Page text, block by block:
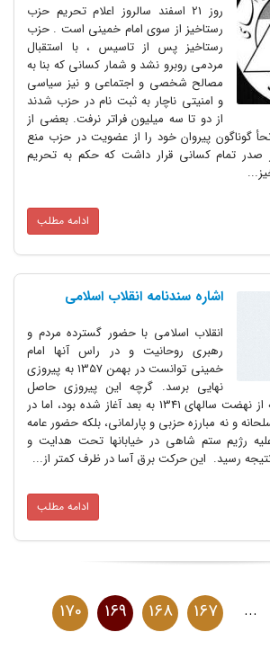
روز 21 اسفند سالروز اعلام تحریم حزب
رستاخیز از سوی امام خمینی است . حزب
رستاخیز پس از تاسیس ، با استقبال
مردمی روبرو نشد و شمار کسانی که بنا به
مصالح شخصی و اجتماعی و نیز سیاسی
و امنیتی ناچار به ثبت نام در حزب شدند
از دو تا سه میلیون فراتر نرفت. بعضی از
گوناگون پیروان خود را از عضویت در حزب منع
تمام کسانی قرار داشت که حکم به تحریم
ادامه مطلب
اشاره سندنامه انقلاب اسلامی
انقلاب اسلامی با حضور گسترده مردم و
رهبری روحانیت و در راس آنها امام
خمینی توانست در بهمن 1357 به پیروزی
نهایی برسد. گرچه این پیروزی حاصل
مبارزات سیاسی بود که از نهضت سالهای 1341 به بعد آغاز شده بود، اما در
و نه مبارزه حزبی و پارلمانی، بلکه حضور عامه
رژیم ستم شاهی در خیابانها تحت هدایت و
رسید. این حرکت برق آسا در ظرف کمتر از...
ادامه مطلب
167
168
169
170